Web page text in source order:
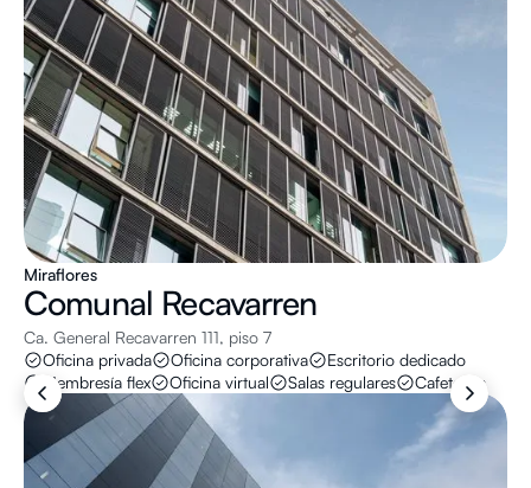
Miraflores
Comunal Recavarren
Ca. General Recavarren 111, piso 7
Oficina privada
Oficina corporativa
Escritorio dedicado
Membresía flex
Oficina virtual Salas regulares Cafeterías